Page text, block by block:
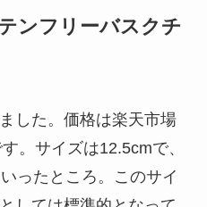
ンフリーバスクチ
した。価格は楽天市場
。サイズは12.5cmで、
ったところ。このサイ